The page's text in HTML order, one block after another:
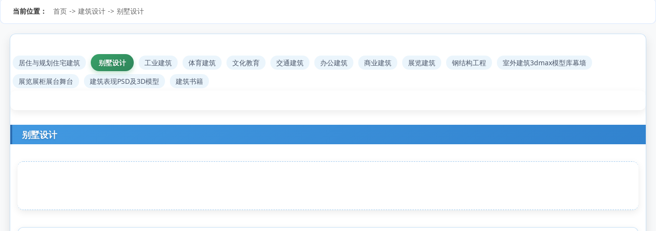
当前位置： 首页 -> 建筑设计 -> 别墅设计
居住与规划住宅建筑 别墅设计 工业建筑 体育建筑 文化教育 交通建筑 办公建筑 商业建筑 展览建筑 钢结构工程
室外建筑3dmax模型库幕墙
展览展柜展台舞台
建筑表现PSD及3D模型 建筑书籍
别墅设计